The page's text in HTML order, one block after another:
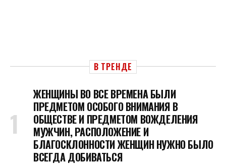
В ТРЕНДЕ
ЖЕНЩИНЫ ВО ВСЕ ВРЕМЕНА БЫЛИ
ПРЕДМЕТОМ ОСОБОГО ВНИМАНИЯ В
ОБЩЕСТВЕ И ПРЕДМЕТОМ ВОЖДЕЛЕНИЯ
МУЖЧИН, РАСПОЛОЖЕНИЕ И
БЛАГОСКЛОННОСТИ ЖЕНЩИН НУЖНО БЫЛО
ВСЕГДА ДОБИВАТЬСЯ